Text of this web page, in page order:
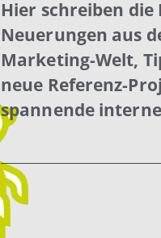
Hier schreiben die
Neuerungen aus
Marketing-Welt,
neue Referenz-
spannende